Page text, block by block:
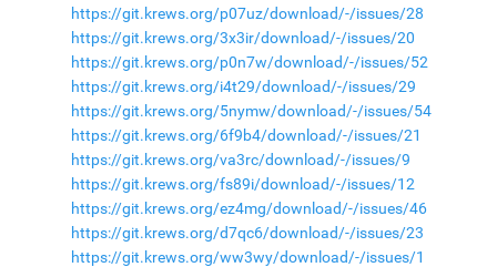
https://git.krews.org/p07uz/download/-/issues/28
https://git.krews.org/3x3ir/download/-/issues/20
https://git.krews.org/p0n7w/download/-/issues/52
https://git.krews.org/i4t29/download/-/issues/29
https://git.krews.org/5nymw/download/-/issues/54
https://git.krews.org/6f9b4/download/-/issues/21
https://git.krews.org/va3rc/download/-/issues/9
https://git.krews.org/fs89i/download/-/issues/12
https://git.krews.org/ez4mg/download/-/issues/46
https://git.krews.org/d7qc6/download/-/issues/23
https://git.krews.org/ww3wy/download/-/issues/1